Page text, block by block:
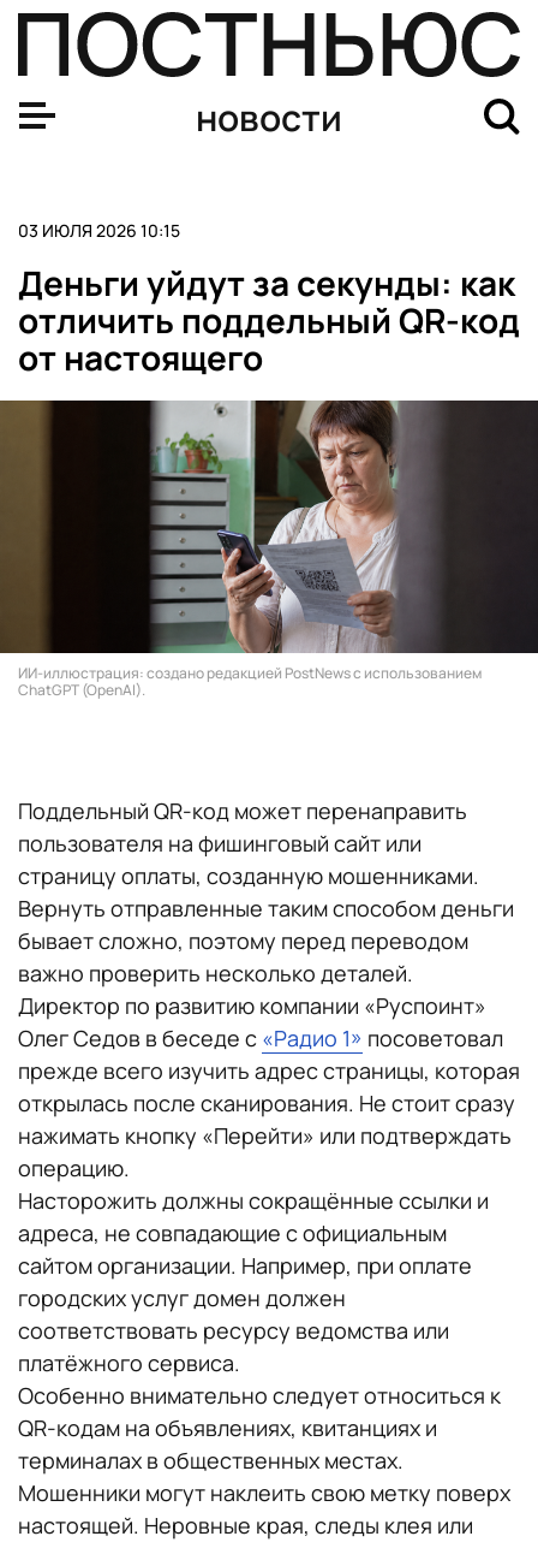
новости
03 ИЮЛЯ 2026 10:15
Деньги уйдут за секунды: как
отличить поддельный QR-код
от настоящего
ИИ-иллюстрация: создано редакцией PostNews с использованием
ChatGPT (OpenAI).
Поддельный QR-код может перенаправить
пользователя на фишинговый сайт или
страницу оплаты, созданную мошенниками.
Вернуть отправленные таким способом деньги
бывает сложно, поэтому перед переводом
важно проверить несколько деталей.
Директор по развитию компании «Руспоинт»
Олег Седов в беседе с «Радио 1» посоветовал
прежде всего изучить адрес страницы, которая
открылась после сканирования. Не стоит сразу
нажимать кнопку «Перейти» или подтверждать
операцию.
Насторожить должны сокращённые ссылки и
адреса, не совпадающие с официальным
сайтом организации. Например, при оплате
городских услуг домен должен
соответствовать ресурсу ведомства или
платёжного сервиса.
Особенно внимательно следует относиться к
QR-кодам на объявлениях, квитанциях и
терминалах в общественных местах.
Мошенники могут наклеить свою метку поверх
настоящей. Неровные края, следы клея или
ПМЮФ-2026 собрал более 6,2 тысячи участников из